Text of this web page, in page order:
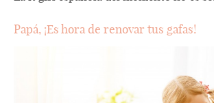
Papá, ¡Es hora de renovar tus gafas!